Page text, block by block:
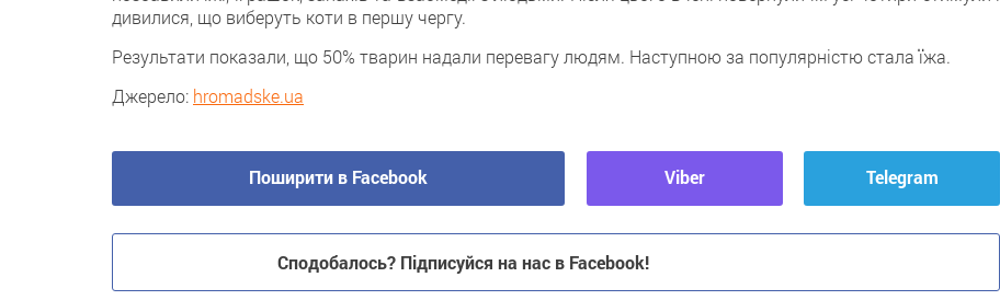
дивилися, що виберуть коти в першу чергу.
Результати показали, що 50% тварин надали перевагу людям. Наступною за популярністю стала їжа.
Джерело: hromadske.ua
Поширити в Facebook Viber Telegram
Сподобалось? Підписуйся на нас в Facebook!